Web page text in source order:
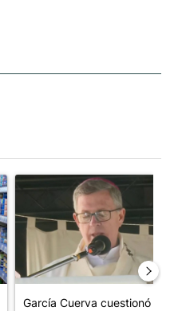
"La inflación en CABA
Un artículo de tendencia con
García Cuerva cuestionó a